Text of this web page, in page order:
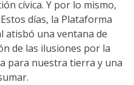
cívica. Y por lo mismo,
días, la Plataforma
atisbó una ventana de
de las ilusiones por la
para nuestra tierra y una